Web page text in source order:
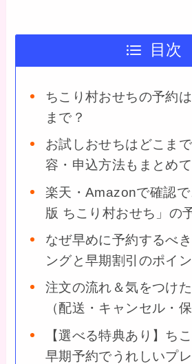
目次
ちこり村おせちの予約
まで？
お試しおせちはどこま
容・申込方法もまとめ
楽天・Amazonで確認
版 ちこり村おせち」の
なぜ早めに予約するべ
ングと早期割引のポイン
注文の流れ＆気をつけ
（配送・キャンセル・
【選べる特典あり】ち
早期予約でうれしいプ